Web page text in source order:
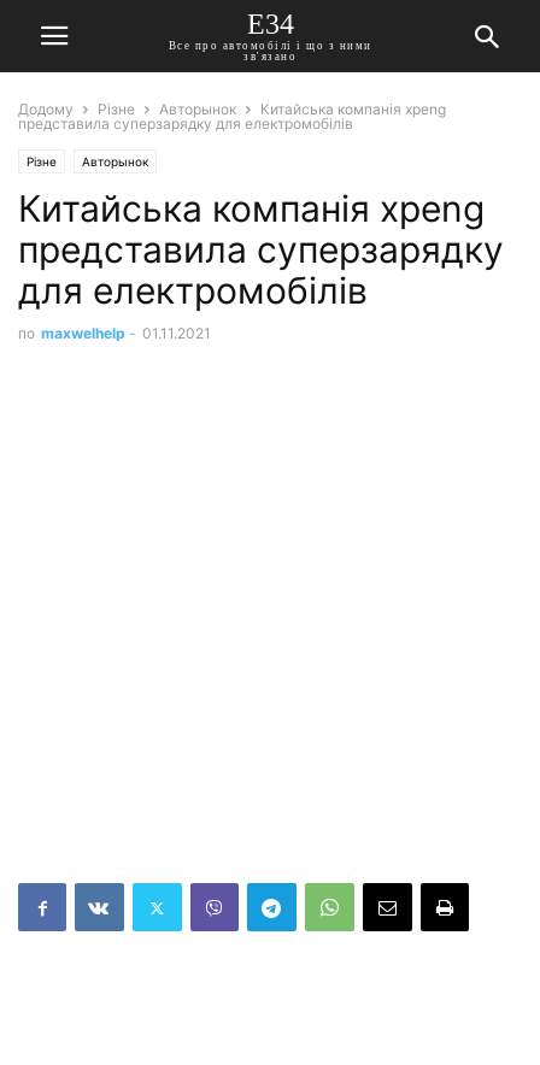
E34
Все про автомобілі і що з ними
зв'язано
Додому Різне Авторынок
Китайська компанія xpeng
представила суперзарядку для електромобілів
Різне Авторынок
Китайська компанія xpeng
представила суперзарядку
для електромобілів
по maxwelhelp - 01.11.2021